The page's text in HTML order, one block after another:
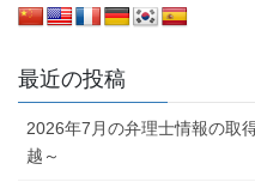
最近の投稿
2026年7月の弁理士情報の取
越～